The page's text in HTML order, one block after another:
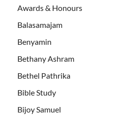
Awards & Honours
Balasamajam
Benyamin
Bethany Ashram
Bethel Pathrika
Bible Study
Bijoy Samuel